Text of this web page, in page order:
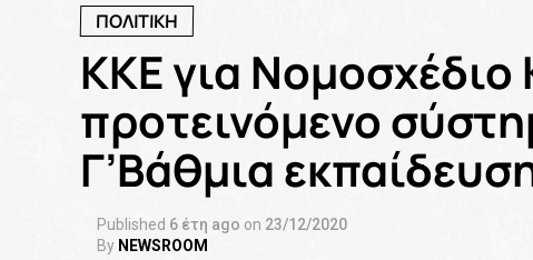
ΠΟΛΙΤΙΚΗ
ΚΚΕ για
προτεινόμενο
Γ’Βάθμια
Published 6 έτη ago on 23/12/2020
By NEWSROOM